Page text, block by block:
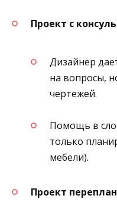
Проект с
Дизайнер
на вопросы,
чертежей.
Помощь в
только
мебели).
Проект